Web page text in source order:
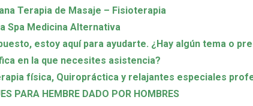
Terapia de Masaje – Fisioterapia
Spa Medicina Alternativa
estoy aquí para ayudarte. ¿Hay algún tema o
en la que necesites asistencia?
física, Quiropráctica y relajantes especiales
PARA HEMBRE DADO POR HOMBRES